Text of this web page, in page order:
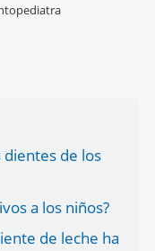
dientes de los
a los niños?
de leche ha